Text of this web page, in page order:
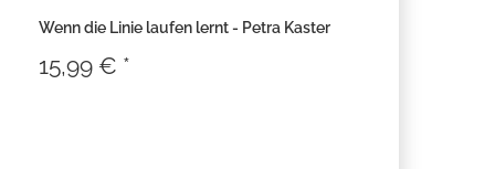
Wenn die Linie laufen lernt - Petra Kaster
15,99 € *